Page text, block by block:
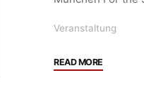
Veranstaltung
READ MORE